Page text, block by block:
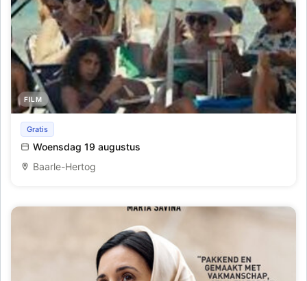
FILM
Openlucht film; Gioia Mia
Gratis
Woensdag 19 augustus
Baarle-Hertog